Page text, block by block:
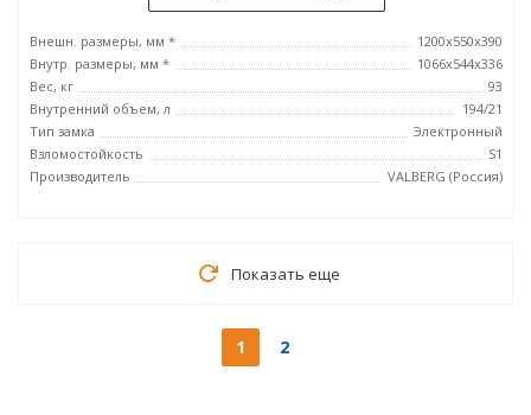
Внешн. размеры, мм *
1200x550x390
Внутр. размеры, мм *
1066х544х336
Вес, кг
93
Внутренний объем, л
194/21
Тип замка
Электронный
Взломостойкость
S1
Производитель
VALBERG (Россия)
Показать еще
1 2